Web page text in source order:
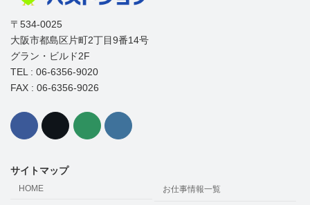
〒534-0025
大阪市都島区片町2丁目9番14号
グラン・ビルド2F
TEL : 06-6356-9020
FAX : 06-6356-9026
サイトマップ
HOME お仕事情報一覧